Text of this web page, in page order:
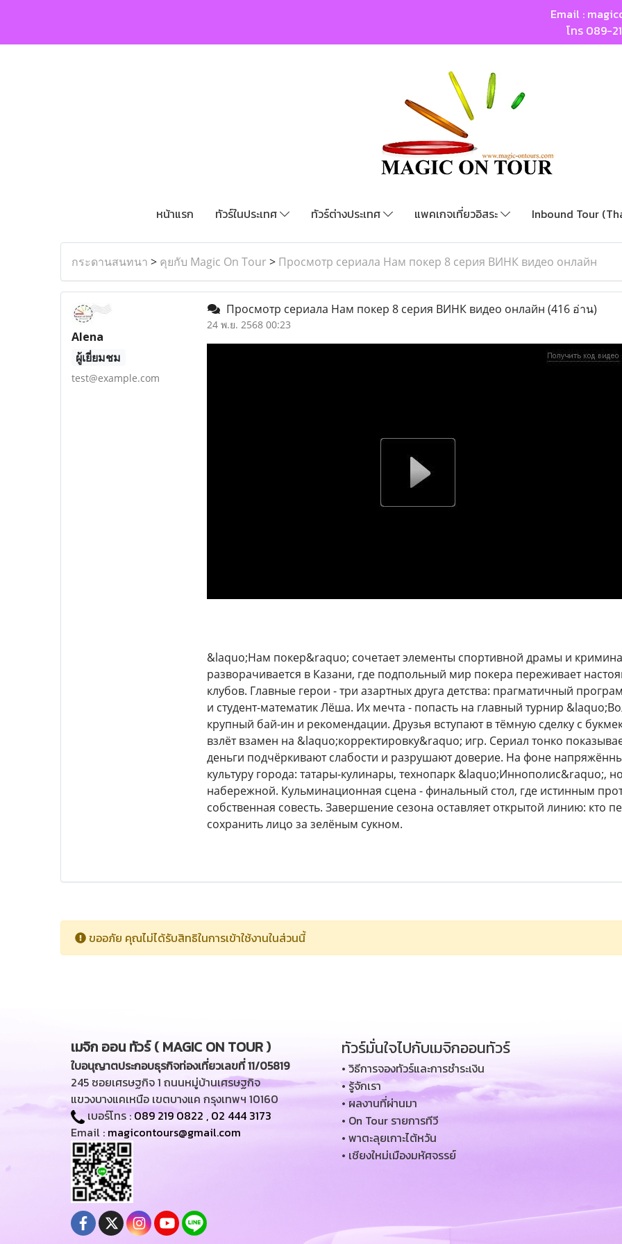
Email :
โทร 089-
หน้าแรก ทัวร์ในประเทศ ทัวร์ต่างประเทศ แพคเกจเที่ยวอิสระ Inbound Tour
กระดานสนทนา > คุยกับ Magic On Tour > Просмотр сериала Нам покер 8 серия ВИНК видео онлайн
Alena
ผู้เยี่ยมชม
test@example.com
Просмотр сериала Нам покер 8 серия ВИНК видео онлайн (416 อ่าน)
24 พ.ย. 2568 00:23
&laquo;Нам покер&raquo; сочетает элементы спортивной драмы и
разворачивается в Казани, где подпольный мир покера переживает
клубов. Главные герои - три азартных друга детства: прагматичный
и студент-математик Лёша. Их мечта - попасть на главный турнир
крупный бай-ин и рекомендации. Друзья вступают в тёмную сделку с
взлёт взамен на &laquo;корректировку&raquo; игр. Сериал тонко
деньги подчёркивают слабости и разрушают доверие. На фоне
культуру города: татары-кулинары, технопарк &laquo;Иннополис&raquo;,
набережной. Кульминационная сцена - финальный стол, где истинным
собственная совесть. Завершение сезона оставляет открытой линию: кто
сохранить лицо за зелёным сукном.
ขออภัย คุณไม่ได้รับสิทธิในการเข้าใช้งานในส่วนนี้
เมจิก ออน ทัวร์ ( MAGIC ON TOUR )
ใบอนุญาตประกอบธุรกิจท่องเที่ยวเลขที่ 11/05819
245 ซอยเศรษฐกิจ 1 ถนนหมู่บ้านเศรษฐกิจ
แขวงบางแคเหนือ เขตบางแค กรุงเทพฯ 10160
เบอร์โทร :089 219 0822 , 02 444 3173
Email : magicontours@gmail.com
ทัวร์มั่นใจไปกับเมจิกออนทัวร์
• วิธีการจองทัวร์และการชำระเงิน
• รู้จักเรา
• ผลงานที่ผ่านมา
• On Tour รายการทีวี
• พาตะลุยเกาะไต้หวัน
• เชียงใหม่เมืองมหัศจรรย์